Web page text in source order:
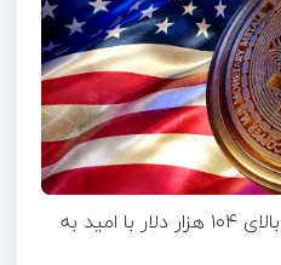
جهش موقت بیت‌ کوین به بالای ۱۰۴ هزار دلار با امید به